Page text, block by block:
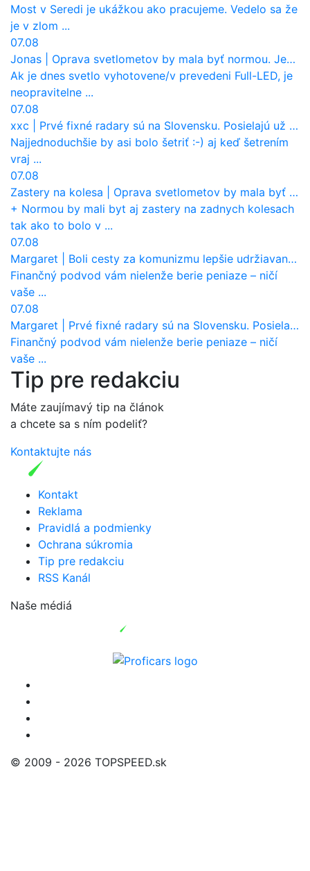
Most v Seredi je ukážkou ako pracujeme. Vedelo sa že
je v zlom ...
07.08
Jonas
Oprava svetlometov by mala byť normou. Jeden nový dnes stojí priemerne 1251 eur!
Ak je dnes svetlo vyhotovene/v prevedeni Full-LED, je
neopravitelne ...
07.08
xxc
Prvé fixné radary sú na Slovensku. Posielajú už pokuty? Ukáže ich Waze?
Najjednoduchšie by asi bolo šetriť :-) aj keď šetrením
vraj ...
07.08
Zastery na kolesa
Oprava svetlometov by mala byť normou. Jeden nový dnes stojí priemerne 1251 eur!
+ Normou by mali byt aj zastery na zadnych kolesach
tak ako to bolo v ...
07.08
Margaret
Boli cesty za komunizmu lepšie udržiavané ako dnes?
Finančný podvod vám nielenže berie peniaze – ničí
vaše ...
07.08
Margaret
Prvé fixné radary sú na Slovensku. Posielajú už pokuty? Ukáže ich Waze?
Finančný podvod vám nielenže berie peniaze – ničí
vaše ...
Tip pre redakciu
Máte zaujímavý tip na článok
a chcete sa s ním podeliť?
Kontaktujte nás
Kontakt
Reklama
Pravidlá a podmienky
Ochrana súkromia
Tip pre redakciu
RSS Kanál
Naše médiá
© 2009 - 2026 TOPSPEED.sk